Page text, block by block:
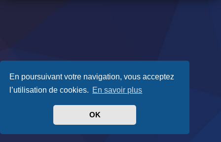
En poursuivant votre navigation, vous acceptez
l’utilisation de cookies. En savoir plus
OK